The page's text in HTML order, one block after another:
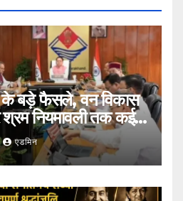
के बड़े फैसले, वन विकास
नियमावली तक कई
एडमिन